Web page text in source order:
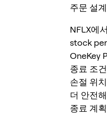
주문 설
NFLX에
stock
OneKey
종료 조
손절 위
더 안전
종료 계